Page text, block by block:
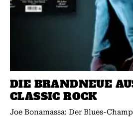
DIE BRANDNEUE
CLASSIC ROCK
Joe Bonamassa: Der Blues-